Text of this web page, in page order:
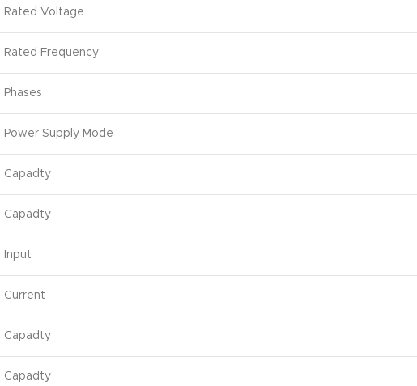
Rated Voltage
Rated Frequency
Phases
Power Supply Mode
Capadty
Capadty
Input
Current
Capadty
Capadty